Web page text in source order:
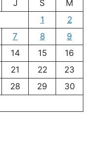
J S
M
1
2
7 8
9
14 15
16
21 22
23
28 29
30